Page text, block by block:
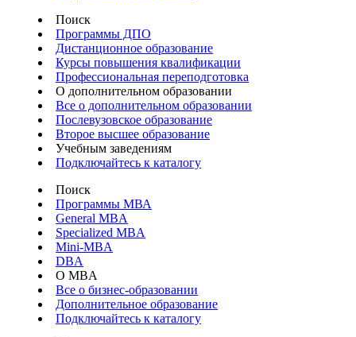
Поиск
Программы ДПО
Дистанционное образование
Курсы повышения квалификации
Профессиональная переподготовка
О дополнительном образовании
Все о дополнительном образовании
Послевузовское образование
Второе высшее образование
Учебным заведениям
Подключайтесь к каталогу
Поиск
Программы МВА
General MBA
Specialized MBA
Mini-MBA
DBA
О MBA
Все о бизнес-образовании
Дополнительное образование
Подключайтесь к каталогу